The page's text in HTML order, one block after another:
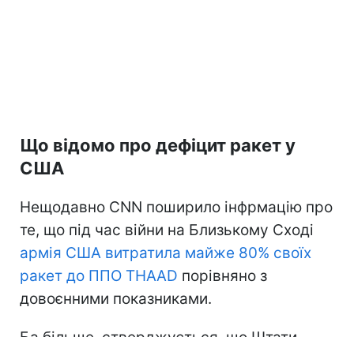
Що відомо про дефіцит ракет у
США
Нещодавно CNN поширило інфрмацію про
те, що під час війни на Близькому Сході
армія США витратила майже 80% своїх
ракет до ППО THAAD порівняно з
довоєнними показниками.